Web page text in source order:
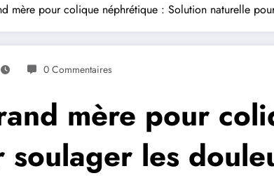
​mère pour colique néphrétique : Solution naturelle
0 Commentaires
​mère pour
les